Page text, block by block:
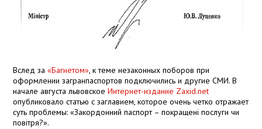
Вслед за«Багнетом», к теме незаконных поборов при
оформлении загранпаспортов подключились и другие СМИ. В
начале августа львовскоеИнтернет-издание Zaxid.net
опубликовало статью с заглавием, которое очень четко отражает
суть проблемы: «Закордонний паспорт – покращені послуги чи
повітря?».